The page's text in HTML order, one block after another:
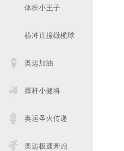
体操小王子
横冲直撞橄榄球
奥运加油
撑杆小健将
奥运圣火传递
奥运极速奔跑